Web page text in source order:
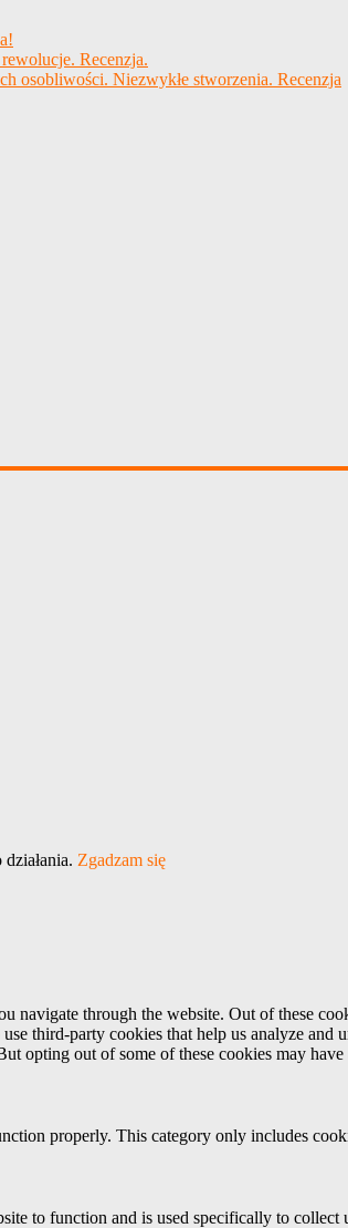
Recenzja.
osobliwości. Niezwykłe stworzenia. Recenzja
Zgadzam się
through the website. Out of these
third-party cookies that help us analyze
opting out of some of these cookies may
properly. This category only includes
to function and is used specifically to collect